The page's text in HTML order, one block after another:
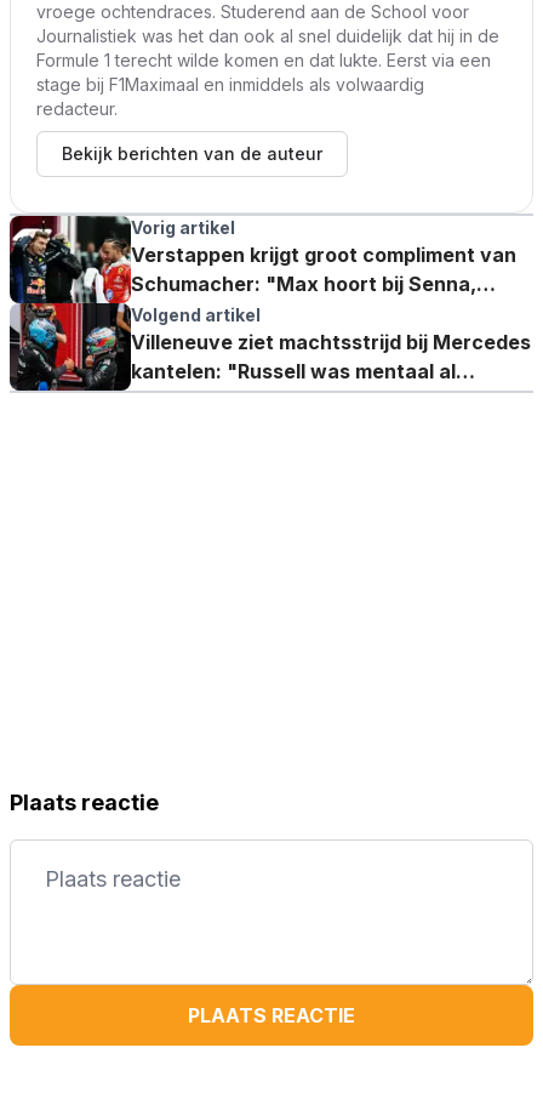
vroege ochtendraces. Studerend aan de School voor
Journalistiek was het dan ook al snel duidelijk dat hij in de
Formule 1 terecht wilde komen en dat lukte. Eerst via een
stage bij F1Maximaal en inmiddels als volwaardig
redacteur.
Bekijk berichten van de auteur
Vorig artikel
Verstappen krijgt groot compliment van
Schumacher: "Max hoort bij Senna,
Lewis en Michael"
Volgend artikel
Villeneuve ziet machtsstrijd bij Mercedes
kantelen: "Russell was mentaal al
verslagen"
Plaats reactie
PLAATS REACTIE